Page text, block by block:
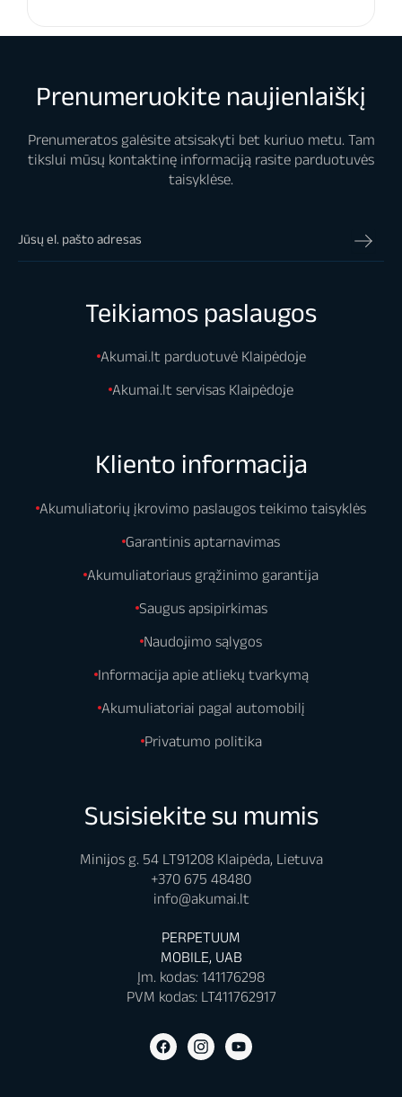
Prenumeruokite naujienlaiškį
Prenumeratos galėsite atsisakyti bet kuriuo metu. Tam
tikslui mūsų kontaktinę informaciją rasite parduotuvės
taisyklėse.
Teikiamos paslaugos
Akumai.lt parduotuvė Klaipėdoje
Akumai.lt servisas Klaipėdoje
Kliento informacija
Akumuliatorių įkrovimo paslaugos teikimo taisyklės
Garantinis aptarnavimas
Akumuliatoriaus grąžinimo garantija
Saugus apsipirkimas
Naudojimo sąlygos
Informacija apie atliekų tvarkymą
Akumuliatoriai pagal automobilį
Privatumo politika
Susisiekite su mumis
Minijos g. 54 LT91208 Klaipėda, Lietuva
+370 675 48480
info@akumai.lt
PERPETUUM
MOBILE, UAB
Įm. kodas: 141176298
PVM kodas: LT411762917